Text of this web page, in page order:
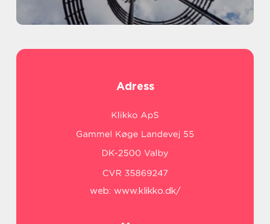
Adress
web: www.klikko.dk/